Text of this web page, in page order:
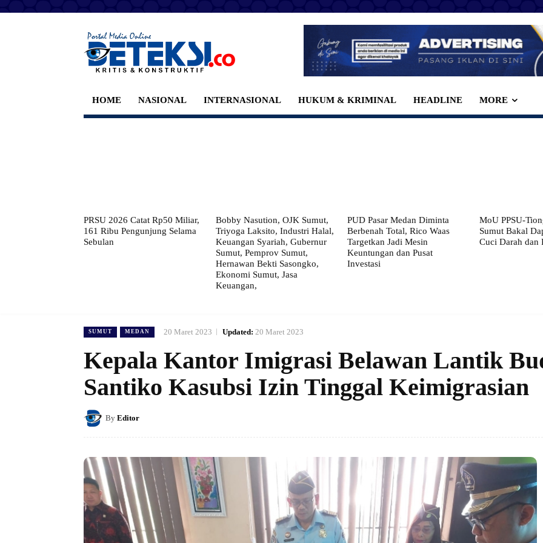
HOME NASIONAL INTERNASIONAL HUKUM & KRIMINAL HEADLINE MORE
PRSU 2026 Catat Rp50 Miliar,
161 Ribu Pengunjung Selama
Sebulan
Bobby Nasution, OJK Sumut,
Triyoga Laksito, Industri Halal,
Keuangan Syariah, Gubernur
Sumut, Pemprov Sumut,
Hernawan Bekti Sasongko,
Ekonomi Sumut, Jasa
Keuangan,
PUD Pasar Medan Diminta
Berbenah Total, Rico Waas
Targetkan Jadi Mesin
Keuntungan dan Pusat
Investasi
MoU PPSU-
Sumut Bakal
Cuci Darah dan
SUMUT MEDAN 20 Maret 2023 Updated: 20 Maret 2023
Kepala Kantor Imigrasi Belawan Lantik
Santiko Kasubsi Izin Tinggal Keimigrasian
By Editor